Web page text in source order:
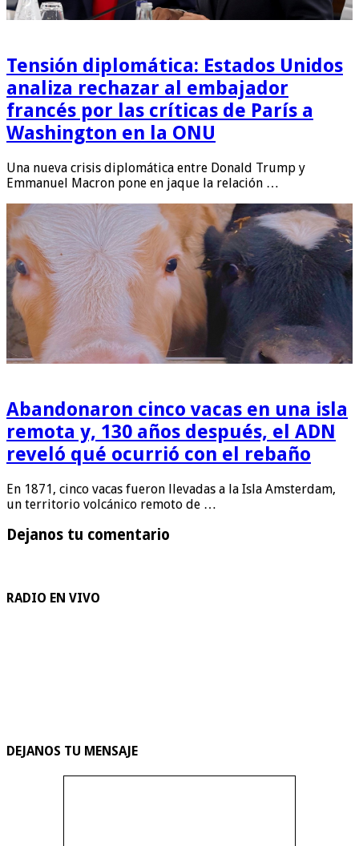
Tensión diplomática: Estados Unidos
analiza rechazar al embajador
francés por las críticas de París a
Washington en la ONU
Una nueva crisis diplomática entre Donald Trump y
Emmanuel Macron pone en jaque la relación …
Abandonaron cinco vacas en una isla
remota y, 130 años después, el ADN
reveló qué ocurrió con el rebaño
En 1871, cinco vacas fueron llevadas a la Isla Amsterdam,
un territorio volcánico remoto de …
Dejanos tu comentario
RADIO EN VIVO
DEJANOS TU MENSAJE